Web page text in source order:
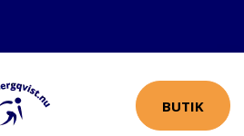
BUTIK